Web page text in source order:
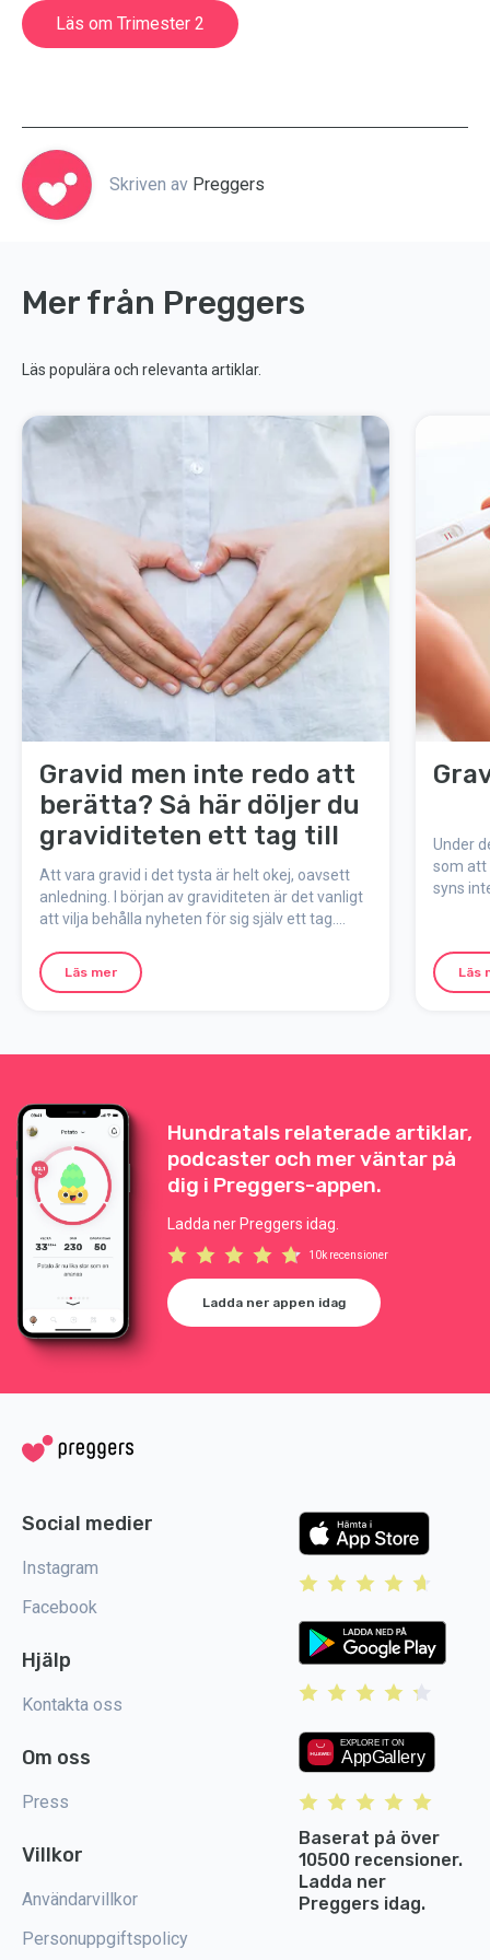
Läs om Trimester 2
Skriven av Preggers
Mer från Preggers
Läs populära och relevanta artiklar.
Gravid men inte redo att
berätta? Så här döljer du
graviditeten ett tag till
Att vara gravid i det tysta är helt okej, oavsett
anledning. I början av graviditeten är det vanligt
att vilja behålla nyheten för sig själv ett tag.
känna dig mer säker innan du berättar eller så är
det bara inte rätt tid än. Här är smarta tips för
Läs mer
Under
som att
syns
Läs
Hundratals relaterade artiklar,
podcaster och mer väntar på
dig i Preggers-appen.
Ladda ner Preggers idag.
10k recensioner
Ladda ner appen idag
Social medier
Instagram
Facebook
Hjälp
Kontakta oss
Om oss
Press
Villkor
Användarvillkor
Personuppgiftspolicy
Baserat på över
10500 recensioner.
Ladda ner
Preggers idag.